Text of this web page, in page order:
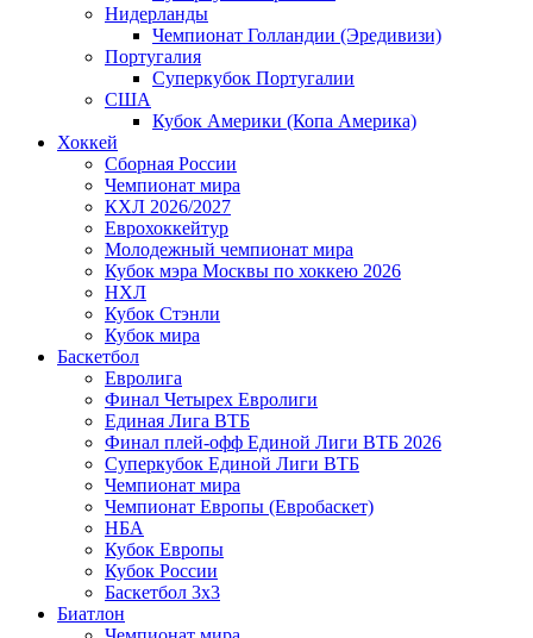
Нидерланды
Чемпионат Голландии (Эредивизи)
Португалия
Суперкубок Португалии
США
Кубок Америки (Копа Америка)
Хоккей
Сборная России
Чемпионат мира
КХЛ 2026/2027
Еврохоккейтур
Молодежный чемпионат мира
Кубок мэра Москвы по хоккею 2026
НХЛ
Кубок Стэнли
Кубок мира
Баскетбол
Евролига
Финал Четырех Евролиги
Единая Лига ВТБ
Финал плей-офф Единой Лиги ВТБ 2026
Суперкубок Единой Лиги ВТБ
Чемпионат мира
Чемпионат Европы (Евробаскет)
НБА
Кубок Европы
Кубок России
Баскетбол 3х3
Биатлон